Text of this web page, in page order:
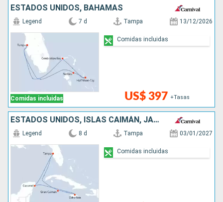
ESTADOS UNIDOS, BAHAMAS
Comidas incluidas
Legend 7 d Tampa 13/12/2026
US$ 397 +Tasas
Comidas incluidas
ESTADOS UNIDOS, ISLAS CAIMÁN, JAMAICA, MÉXICO
Legend 8 d Tampa 03/01/2027
Comidas incluidas